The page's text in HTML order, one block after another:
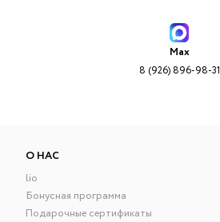
Max
8 (926) 896-98-31
О НАС
lio
Бонусная программа
Подарочные сертификаты